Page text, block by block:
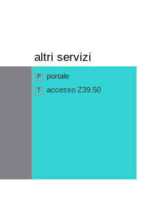
altri servizi
P portale
T accesso Z39.50